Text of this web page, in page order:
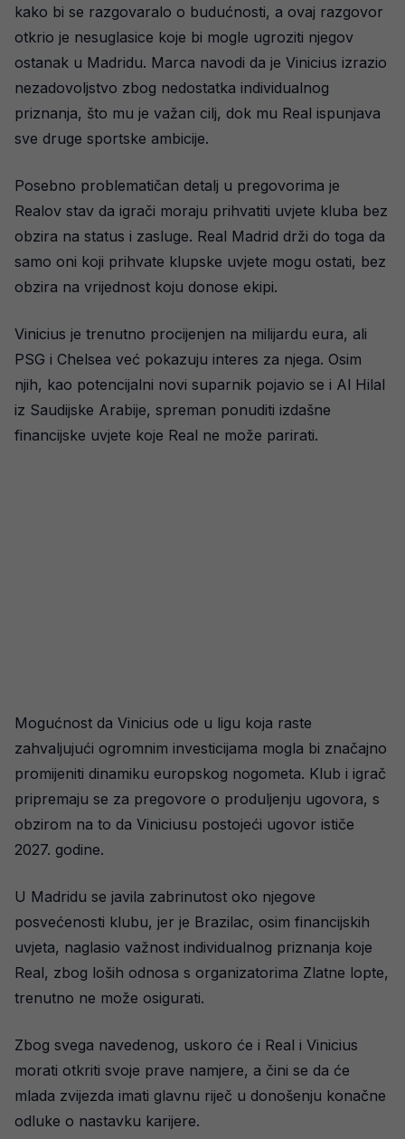
kako bi se razgovaralo o budućnosti, a ovaj razgovor
otkrio je nesuglasice koje bi mogle ugroziti njegov
ostanak u Madridu. Marca navodi da je Vinicius izrazio
nezadovoljstvo zbog nedostatka individualnog
priznanja, što mu je važan cilj, dok mu Real ispunjava
sve druge sportske ambicije.
Posebno problematičan detalj u pregovorima je
Realov stav da igrači moraju prihvatiti uvjete kluba bez
obzira na status i zasluge. Real Madrid drži do toga da
samo oni koji prihvate klupske uvjete mogu ostati, bez
obzira na vrijednost koju donose ekipi.
Vinicius je trenutno procijenjen na milijardu eura, ali
PSG i Chelsea već pokazuju interes za njega. Osim
njih, kao potencijalni novi suparnik pojavio se i Al Hilal
iz Saudijske Arabije, spreman ponuditi izdašne
financijske uvjete koje Real ne može parirati.
Mogućnost da Vinicius ode u ligu koja raste
zahvaljujući ogromnim investicijama mogla bi značajno
promijeniti dinamiku europskog nogometa. Klub i igrač
pripremaju se za pregovore o produljenju ugovora, s
obzirom na to da Viniciusu postojeći ugovor ističe
2027. godine.
U Madridu se javila zabrinutost oko njegove
posvećenosti klubu, jer je Brazilac, osim financijskih
uvjeta, naglasio važnost individualnog priznanja koje
Real, zbog loših odnosa s organizatorima Zlatne lopte,
trenutno ne može osigurati.
Zbog svega navedenog, uskoro će i Real i Vinicius
morati otkriti svoje prave namjere, a čini se da će
mlada zvijezda imati glavnu riječ u donošenju konačne
odluke o nastavku karijere.